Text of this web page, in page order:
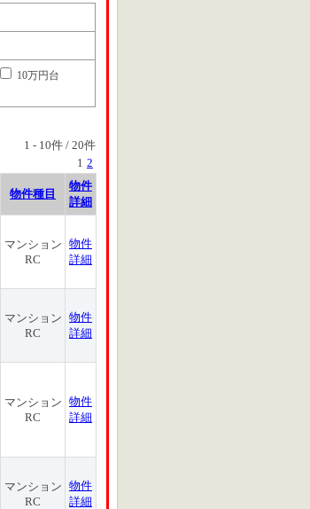
10万円台
1 - 10件 / 20件
1 2
物件種目
物件
詳細
マンション
RC
物件
詳細
マンション
RC
物件
詳細
マンション
RC
物件
詳細
マンション
RC
物件
詳細